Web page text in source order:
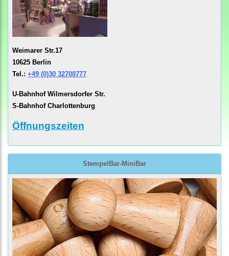
Weimarer Str.17
10625 Berlin
Tel.: +49 (0)30 32708777
U-Bahnhof Wilmersdorfer Str.
S-Bahnhof Charlottenburg
Öffnungszeiten
StempelBar-MiniBar